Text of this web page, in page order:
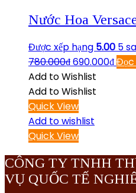
Nước Hoa
Được xếp hạng 5.00 5
780.000₫690.000₫Đọc
Add to Wishlist
Add to Wishlist
Quick View
Add to wishlist
Quick View
CÔNG TY TNHH
VỤ QUỐC TẾ